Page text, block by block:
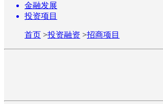
金融发展
投资项目
首页 >投资融资 >招商项目